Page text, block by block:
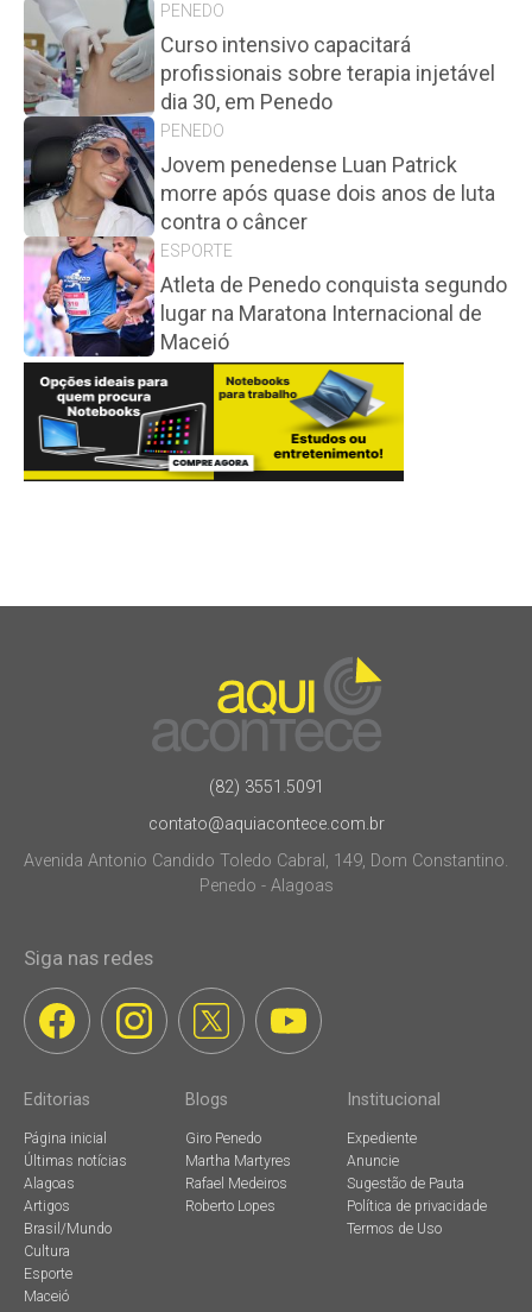
PENEDO
Curso intensivo capacitará
profissionais sobre terapia injetável
dia 30, em Penedo
PENEDO
Jovem penedense Luan Patrick
morre após quase dois anos de luta
contra o câncer
ESPORTE
Atleta de Penedo conquista segundo
lugar na Maratona Internacional de
Maceió
(82) 3551.5091
contato@aquiacontece.com.br
Avenida Antonio Candido Toledo Cabral, 149, Dom Constantino.
Penedo - Alagoas
Siga nas redes
Editorias
Página inicial
Últimas notícias
Alagoas
Artigos
Brasil/Mundo
Cultura
Esporte
Maceió
Blogs
Giro Penedo
Martha Martyres
Rafael Medeiros
Roberto Lopes
Institucional
Expediente
Anuncie
Sugestão de Pauta
Política de privacidade
Termos de Uso